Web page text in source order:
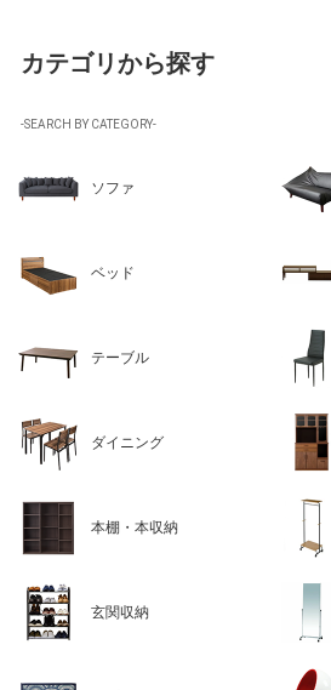
カテゴリから探す
-SEARCH BY CATEGORY-
ソファ
ベッド
テーブル
ダイニング
本棚・本収納
玄関収納